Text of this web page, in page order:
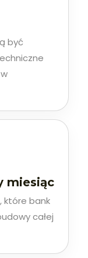
być
miesiąc
które bank
całej